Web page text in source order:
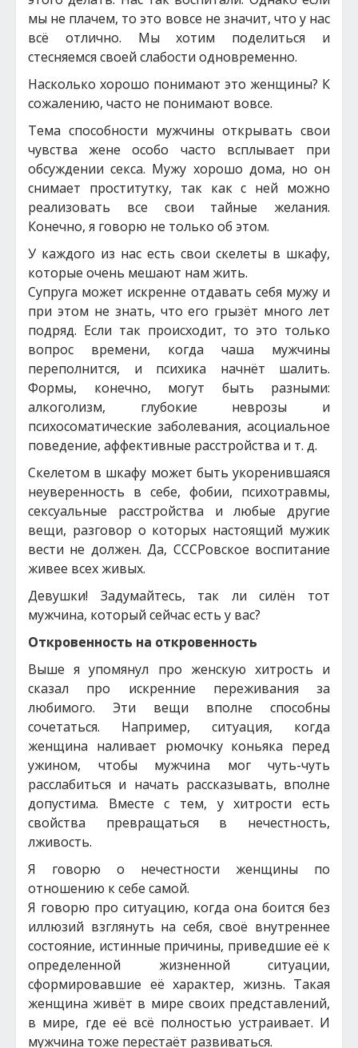
мы не плачем, то это вовсе не значит, что у нас
всё отлично. Мы хотим поделиться и
стесняемся своей слабости одновременно.
Насколько хорошо понимают это женщины? К
сожалению, часто не понимают вовсе.
Тема способности мужчины открывать свои
чувства жене особо часто всплывает при
обсуждении секса. Мужу хорошо дома, но он
снимает проститутку, так как с ней можно
реализовать все свои тайные желания.
Конечно, я говорю не только об этом.
У каждого из нас есть свои скелеты в шкафу,
которые очень мешают нам жить.
Супруга может искренне отдавать себя мужу и
при этом не знать, что его грызёт много лет
подряд. Если так происходит, то это только
вопрос времени, когда чаша мужчины
переполнится, и психика начнёт шалить.
Формы, конечно, могут быть разными:
алкоголизм, глубокие неврозы и
психосоматические заболевания, асоциальное
поведение, аффективные расстройства и т. д.
Скелетом в шкафу может быть укоренившаяся
неуверенность в себе, фобии, психотравмы,
сексуальные расстройства и любые другие
вещи, разговор о которых настоящий мужик
вести не должен. Да, СССРовское воспитание
живее всех живых.
Девушки! Задумайтесь, так ли силён тот
мужчина, который сейчас есть у вас?
Откровенность на откровенность
Выше я упомянул про женскую хитрость и
сказал про искренние переживания за
любимого. Эти вещи вполне способны
сочетаться. Например, ситуация, когда
женщина наливает рюмочку коньяка перед
ужином, чтобы мужчина мог чуть-чуть
расслабиться и начать рассказывать, вполне
допустима. Вместе с тем, у хитрости есть
свойства превращаться в нечестность,
лживость.
Я говорю о нечестности женщины по
отношению к себе самой.
Я говорю про ситуацию, когда она боится без
иллюзий взглянуть на себя, своё внутреннее
состояние, истинные причины, приведшие её к
определенной жизненной ситуации,
сформировавшие её характер, жизнь. Такая
женщина живёт в мире своих представлений,
в мире, где её всё полностью устраивает. И
мужчина тоже перестаёт развиваться.